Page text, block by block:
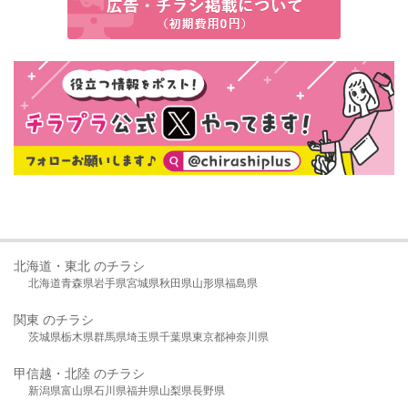
北海道・東北 のチラシ
北海道青森県岩手県宮城県秋田県山形県福島県
関東 のチラシ
茨城県栃木県群馬県埼玉県千葉県東京都神奈川県
甲信越・北陸 のチラシ
新潟県富山県石川県福井県山梨県長野県